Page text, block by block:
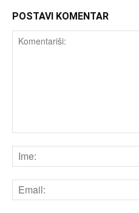
POSTAVI KOMENTAR